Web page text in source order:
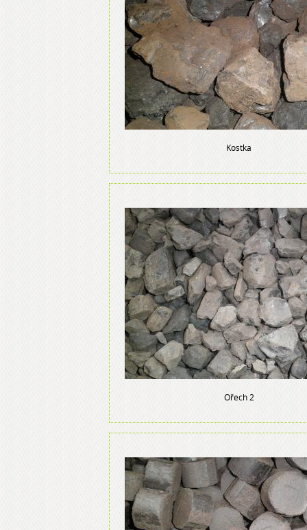
Kostka
Ořech 2